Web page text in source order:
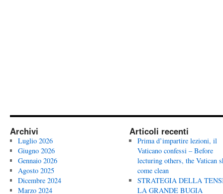
Archivi
Luglio 2026
Giugno 2026
Gennaio 2026
Agosto 2025
Dicembre 2024
Marzo 2024
Articoli recenti
Prima d’impartire lezioni, il
Vaticano confessi – Before
lecturing others, the Vatican
come clean
STRATEGIA DELLA
LA GRANDE BUGIA